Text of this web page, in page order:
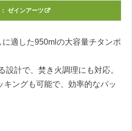
ゼインアーツ
適した950mlの大容量チタンポ
設計で、焚き火調理にも対応。
キングも可能で、効率的なパッ